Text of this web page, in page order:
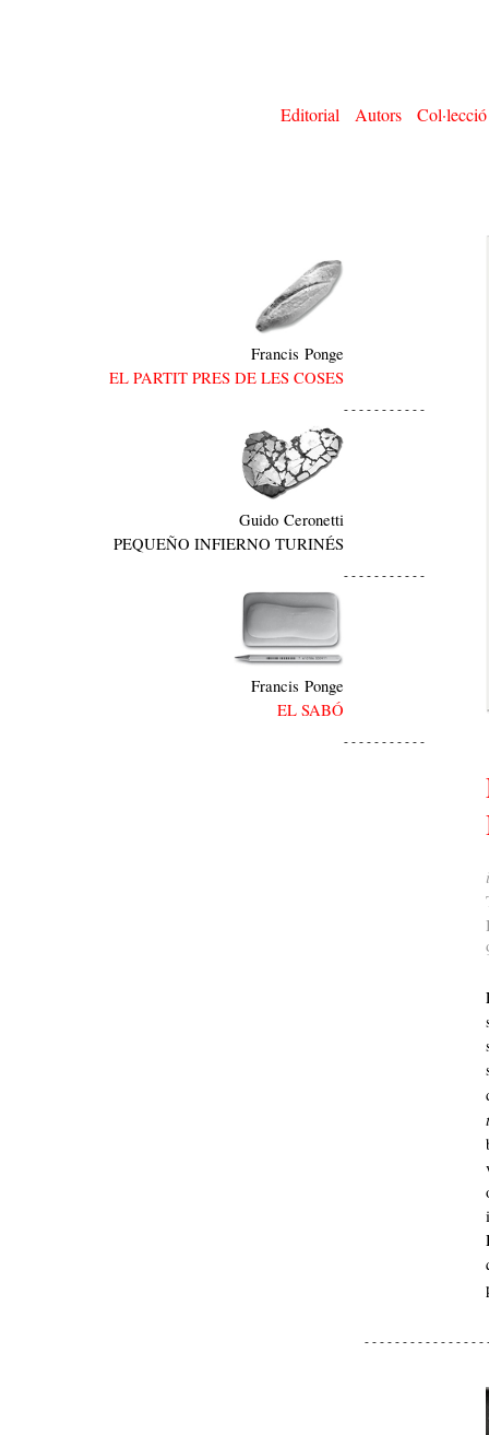
Editorial Autors Col·lecció
Francis Ponge
EL PARTIT PRES DE LES COSES
- - - - - - - - - - -
Guido Ceronetti
PEQUEÑO INFIERNO TURINÉS
- - - - - - - - - - -
Francis Ponge
EL SABÓ
- - - - - - - - - - -
t
- - - - - - - - - - - - - - - -